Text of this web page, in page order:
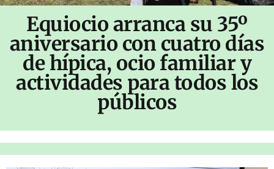
Equiocio arranca su 35º
aniversario con cuatro días
de hípica, ocio familiar y
actividades para todos los
públicos